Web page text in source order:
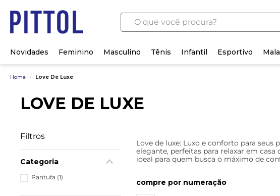
O que você procura?
Novidades Feminino Masculino Tênis Infantil Esportivo
Home / Love De Luxe
LOVE DE LUXE
Filtros
Categoria
Pantufa (1)
Love de luxe: Luxo e conforto para
elegante, perfeitas para relaxar em
ideal para quem busca o máximo de
numeração